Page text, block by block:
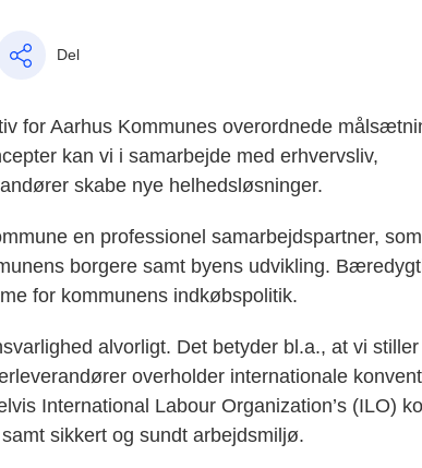
Del
for Aarhus Kommunes overordnede
kan vi i samarbejde med erhvervsliv,
skabe nye helhedsløsninger.
en professionel samarbejdspartner,
borgere samt byens udvikling.
for kommunens indkøbspolitik.
alvorligt. Det betyder bl.a., at vi
overholder internationale
International Labour Organization’s (ILO)
sikkert og sundt arbejdsmiljø.